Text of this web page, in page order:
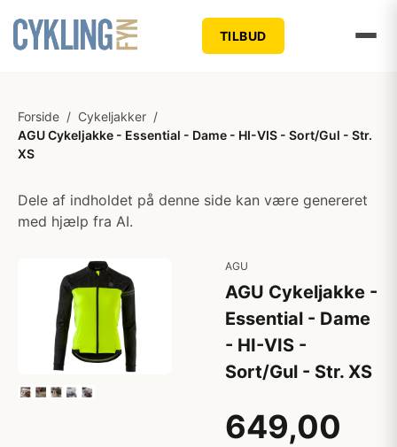
TILBUD
Forside / Cykeljakker /
AGU Cykeljakke - Essential - Dame - HI-VIS - Sort/Gul - Str.
XS
Dele af indholdet på denne side kan være genereret
med hjælp fra AI.
AGU
AGU Cykeljakke -
Essential - Dame
- HI-VIS -
Sort/Gul - Str. XS
649,00